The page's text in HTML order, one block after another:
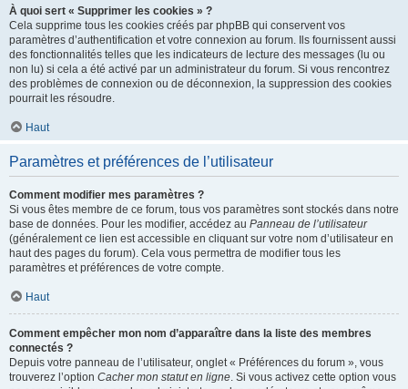
À quoi sert « Supprimer les cookies » ?
Cela supprime tous les cookies créés par phpBB qui conservent vos
paramètres d’authentification et votre connexion au forum. Ils fournissent aussi
des fonctionnalités telles que les indicateurs de lecture des messages (lu ou
non lu) si cela a été activé par un administrateur du forum. Si vous rencontrez
des problèmes de connexion ou de déconnexion, la suppression des cookies
pourrait les résoudre.
Haut
Paramètres et préférences de l’utilisateur
Comment modifier mes paramètres ?
Si vous êtes membre de ce forum, tous vos paramètres sont stockés dans notre
base de données. Pour les modifier, accédez au Panneau de l’utilisateur
(généralement ce lien est accessible en cliquant sur votre nom d’utilisateur en
haut des pages du forum). Cela vous permettra de modifier tous les
paramètres et préférences de votre compte.
Haut
Comment empêcher mon nom d’apparaître dans la liste des membres
connectés ?
Depuis votre panneau de l’utilisateur, onglet « Préférences du forum », vous
trouverez l’option Cacher mon statut en ligne. Si vous activez cette option vous